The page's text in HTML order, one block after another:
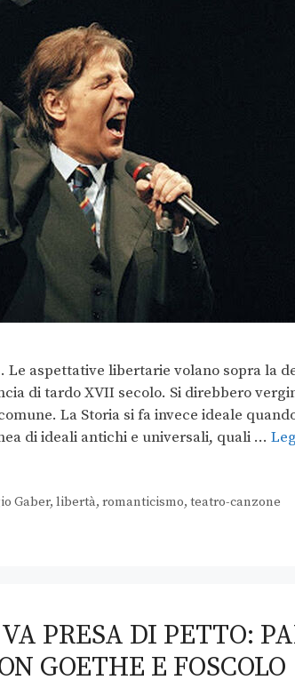
Le aspettative libertarie volano sopra la
di tardo XVII secolo. Si direbbero
La Storia si fa invece ideale
di ideali antichi e universali, quali …
Gaber, libertà, romanticismo, teatro-canzone
PRESA DI PETTO:
GOETHE E FOSCOLO